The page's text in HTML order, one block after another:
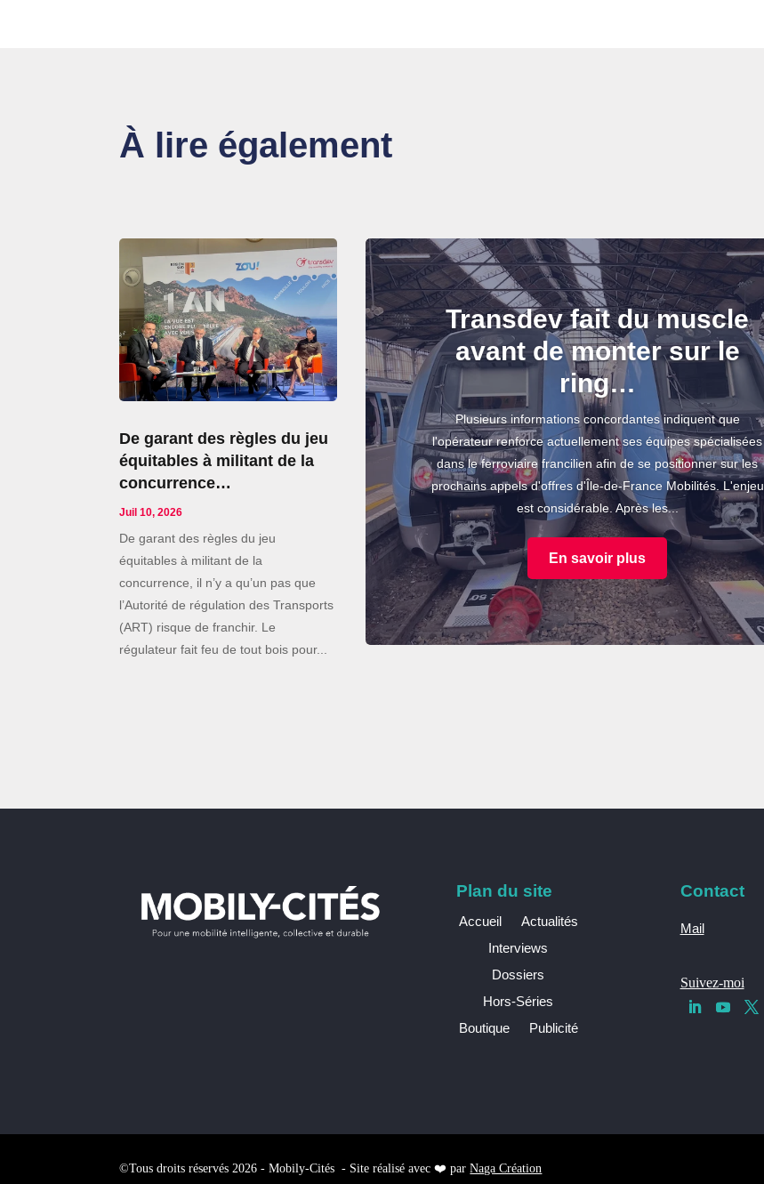
À lire également
De garant des règles du jeu
équitables à militant de la
concurrence…
Juil 10, 2026
De garant des règles du jeu
équitables à militant de la
concurrence, il n’y a qu’un pas que
l’Autorité de régulation des Transports
(ART) risque de franchir. Le
régulateur fait feu de tout bois pour...
Transdev fait du muscle
avant de monter sur le
ring…
Plusieurs informations concordantes indiquent que
l'opérateur renforce actuellement ses équipes spécialisées
dans le ferroviaire francilien afin de se positionner sur les
prochains appels d'offres d'Île-de-France Mobilités. L'enjeu
est considérable. Après les...
En savoir plus
Plan du site
Accueil
Actualités
Interviews
Dossiers
Hors-Séries
Boutique
Publicité
Contact
Mail
Suivez-moi
©Tous droits réservés 2026 - Mobily-Cités - Site réalisé avec ❤️ parNaga Création